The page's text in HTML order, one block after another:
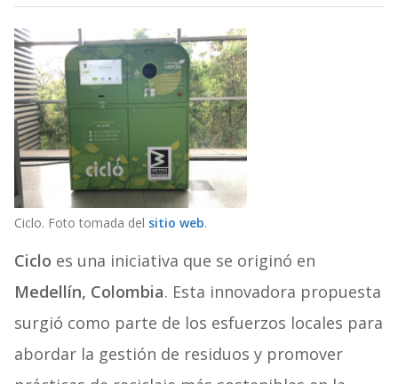
Ciclo. Foto tomada del sitio web.
Ciclo es una iniciativa que se originó en
Medellín, Colombia. Esta innovadora propuesta
surgió como parte de los esfuerzos locales para
abordar la gestión de residuos y promover